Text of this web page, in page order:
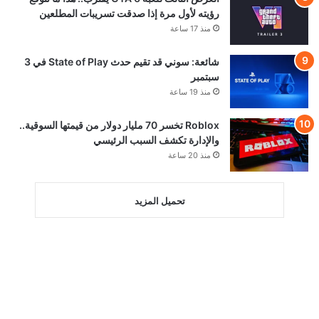
رؤيته لأول مرة إذا صدقت تسريبات المطلعين
منذ 17 ساعة
شائعة: سوني قد تقيم حدث State of Play في 3
سبتمبر
منذ 19 ساعة
Roblox تخسر 70 مليار دولار من قيمتها السوقية..
والإدارة تكشف السبب الرئيسي
منذ 20 ساعة
تحميل المزيد